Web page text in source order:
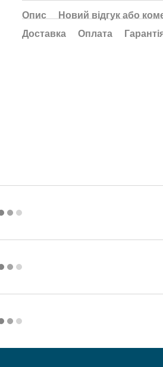
Опис
Новий відгук або
Доставка
Оплата